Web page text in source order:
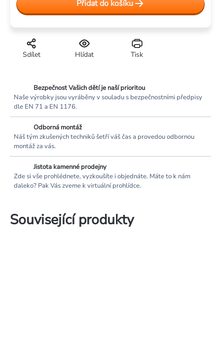
Tisk
Hlídat
Sdílet
Přidat do košíku
Bezpečnost Vašich dětí je naší prioritou
Naše výrobky jsou vyráběny v souladu s bezpečnostními předpisy
dle EN 71 a EN 1176.
Odborná montáž
Náš tým zkušených techniků šetří váš čas a provedou odbornou
montáž za vás.
Jistota kamenné prodejny
Zde si vše prohlédnete, vyzkoušíte i objednáte. Máte to k nám
daleko? Pak Vás zveme k virtuální prohlídce.
Související produkty